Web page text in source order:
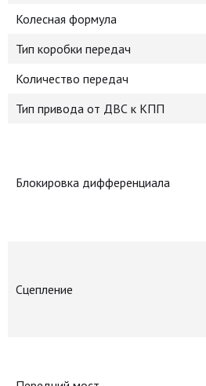
Колесная формула
Тип коробки передач
Количество передач
Тип привода от ДВС к КПП
Блокировка дифференциала
Сцепление